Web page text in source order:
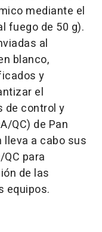
mediante el
fuego de 50 g).
al
blanco,
y
el
de control y
QC) de Pan
lleva a cabo sus
para
de las
equipos.